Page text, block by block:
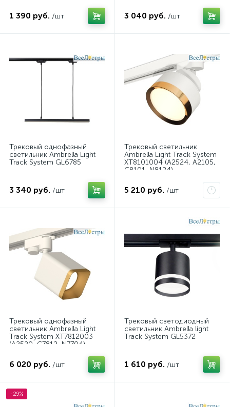
1 390 руб. /шт 3 040 руб. /шт
Трековый однофазный
светильник Ambrella Light
Track System GL6785
3 340 руб. /шт
Трековый светильник
Ambrella Light Track System
XT8101004 (A2524, A2105,
C8101, N8124)
5 210 руб. /шт
Трековый однофазный
светильник Ambrella Light
Track System XT7812003
(A2520, C7812, N7704)
6 020 руб. /шт
Трековый светодиодный
светильник Ambrella light
Track System GL5372
1 610 руб. /шт
-29%